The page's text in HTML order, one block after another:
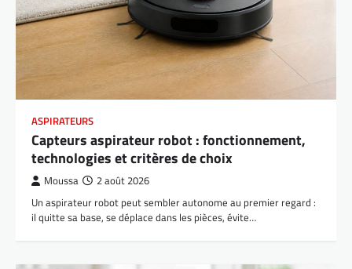
ASPIRATEURS
Capteurs aspirateur robot : fonctionnement,
technologies et critères de choix
Moussa 2 août 2026
Un aspirateur robot peut sembler autonome au premier regard :
il quitte sa base, se déplace dans les pièces, évite…